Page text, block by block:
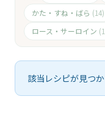
かた・すね・ばら (14)
ロース・サーロイン
該当レシピが見つか